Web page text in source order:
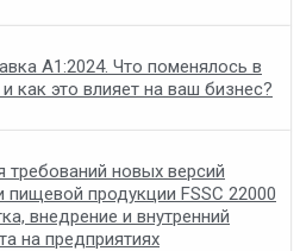
A1:2024. Что поменялось в
как это влияет на ваш бизнес?
требований новых версий
пищевой продукции FSSC 22000
внедрение и внутренний
на предприятиях